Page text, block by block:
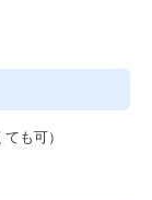
も可）